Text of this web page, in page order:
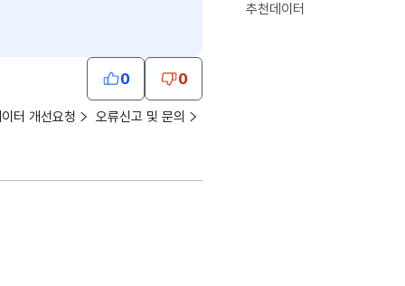
0 0
추천데이터
터 개선요청 오류신고 및 문의